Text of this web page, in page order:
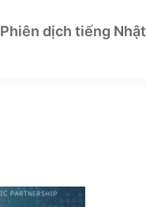
Phiên dịch tiếng Nhật